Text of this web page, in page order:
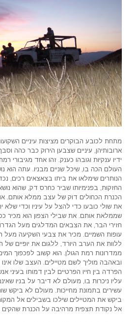
מתחת לכובע הבוקרים מציצות עיניים
ארובותיהן, עיניים שצבען הירוק כבר כהה
ידיו ענקיות וגובהו כענק. זהו אחד מגיבורי
העולם הכה בו, שיכל שניים מבניו. עתה הוא
הנותרים שימלאו את ביתו בצאצאים רכים,
החזקות, בפנימיותו שביר כחרס דק, שהוא
הכנרת הכחולים דוק של עצב ממלא אותם. או
את שולי כובעו כדי להצל על עיניו וכדי שלא
שממלאת אותם. את שבילי הצפון הוא מכיר
חזירי הבר, את הצבאים המדלגים מעל
עופות השמיים. מכיר את צבעי השקיעה מעל
ללוות את הערב היורד, ללגום את יופיים של
ממדרונות רמת הגולן. הוא קשוב לפכפוך
ובאהבה מוליך לשם מטיילים. העצב שלו
הפרדה בין חייו הפרטיים לבין דמותו בעיני
עליו ניכרות בו, מעולם לא דיבר על בניו
עשירים בתמונת מחייכות. מעולם לא ביקש
ביקש את המטיילים שילכו בשבילים אל
אל נקודת תצפית מרהיבה על הכנרת שהקים